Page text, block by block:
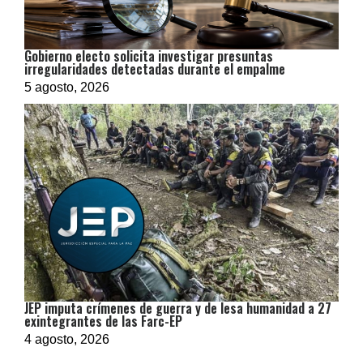
Gobierno electo solicita investigar presuntas
irregularidades detectadas durante el empalme
5 agosto, 2026
JEP imputa crímenes de guerra y de lesa humanidad a 27
exintegrantes de las Farc-EP
4 agosto, 2026